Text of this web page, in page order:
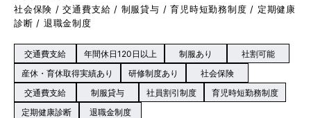
社会保険 / 交通費支給 / 制服貸与 / 育児時短勤務制度 / 定期健康
診断 / 退職金制度
交通費支給 年間休日120日以上 制服あり
社割可能
産休・育休取得実績あり
研修制度あり
社会保険
交通費支給
制服貸与 社員割引制度
育児時短勤務制度
定期健康診断
退職金制度